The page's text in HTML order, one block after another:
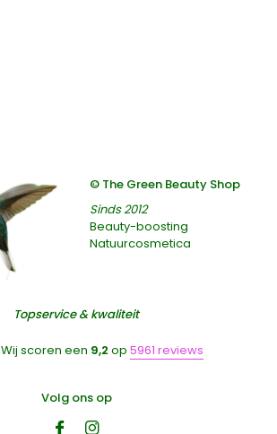
© The Green Beauty Shop
Sinds 2012
Beauty-boosting
Natuurcosmetica
Topservice & kwaliteit
Wij scoren een 9,2 op 5961 reviews
Volg ons op